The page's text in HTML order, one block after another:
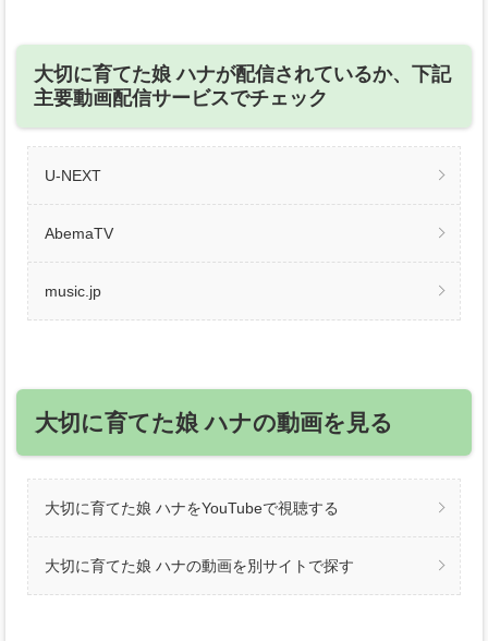
大切に育てた娘 ハナが配信されているか、下記
主要動画配信サービスでチェック
U-NEXT
AbemaTV
music.jp
大切に育てた娘 ハナの動画を見る
大切に育てた娘 ハナをYouTubeで視聴する
大切に育てた娘 ハナの動画を別サイトで探す